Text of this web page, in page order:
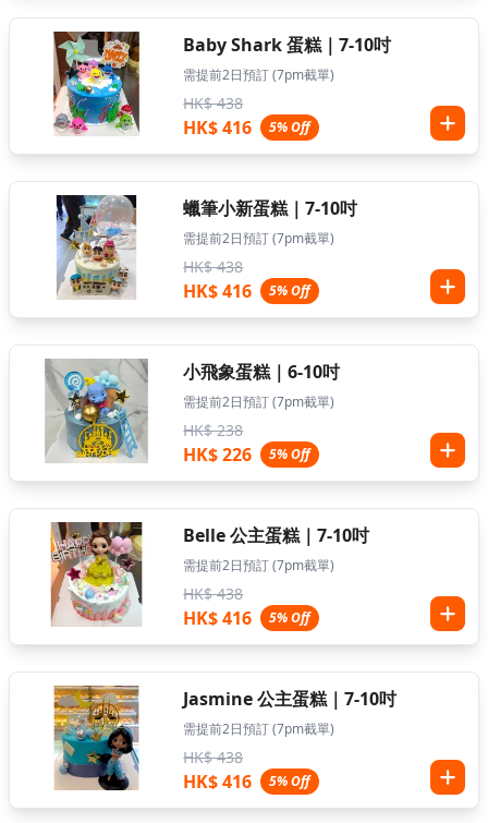
Baby Shark 蛋糕｜7-10吋
需提前2日預訂 (7pm截單)
HK$ 438
HK$ 416 5% Off
蠟筆小新蛋糕｜7-10吋
需提前2日預訂 (7pm截單)
HK$ 438
HK$ 416 5% Off
小飛象蛋糕｜6-10吋
需提前2日預訂 (7pm截單)
HK$ 238
HK$ 226 5% Off
Belle 公主蛋糕｜7-10吋
需提前2日預訂 (7pm截單)
HK$ 438
HK$ 416 5% Off
Jasmine 公主蛋糕｜7-10吋
需提前2日預訂 (7pm截單)
HK$ 438
HK$ 416 5% Off